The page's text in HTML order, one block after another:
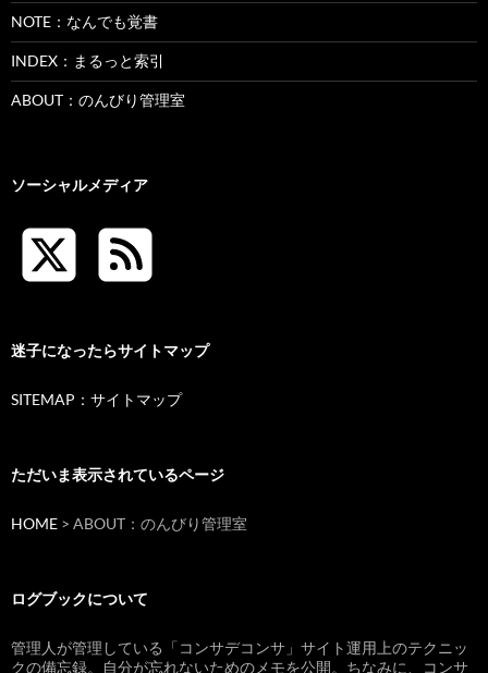
NOTE：なんでも覚書
INDEX：まるっと索引
ABOUT：のんびり管理室
ソーシャルメディア
迷子になったらサイトマップ
SITEMAP：サイトマップ
ただいま表示されているページ
HOME > ABOUT：のんびり管理室
ログブックについて
管理人が管理している「コンサデコンサ」サイト運用上のテクニッ
クの備忘録。自分が忘れないためのメモを公開。ちなみに、コンサ